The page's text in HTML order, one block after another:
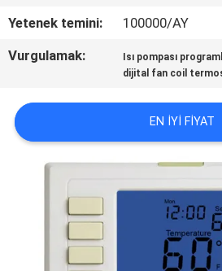
BIR
TEKLIF
SITE
HARITASI
PRIVACY
POLICY
Yetenek temini:
100000/AY
Vurgulamak:
Isı pompası
dijital fan coil
EN IYI FIYAT